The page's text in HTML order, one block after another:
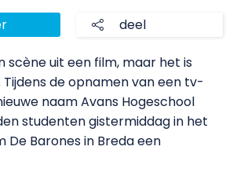
deel
scène uit een film, maar het is
de opnamen van een tv-
naam Avans Hogeschool
studenten gistermiddag in het
De Barones in Breda een